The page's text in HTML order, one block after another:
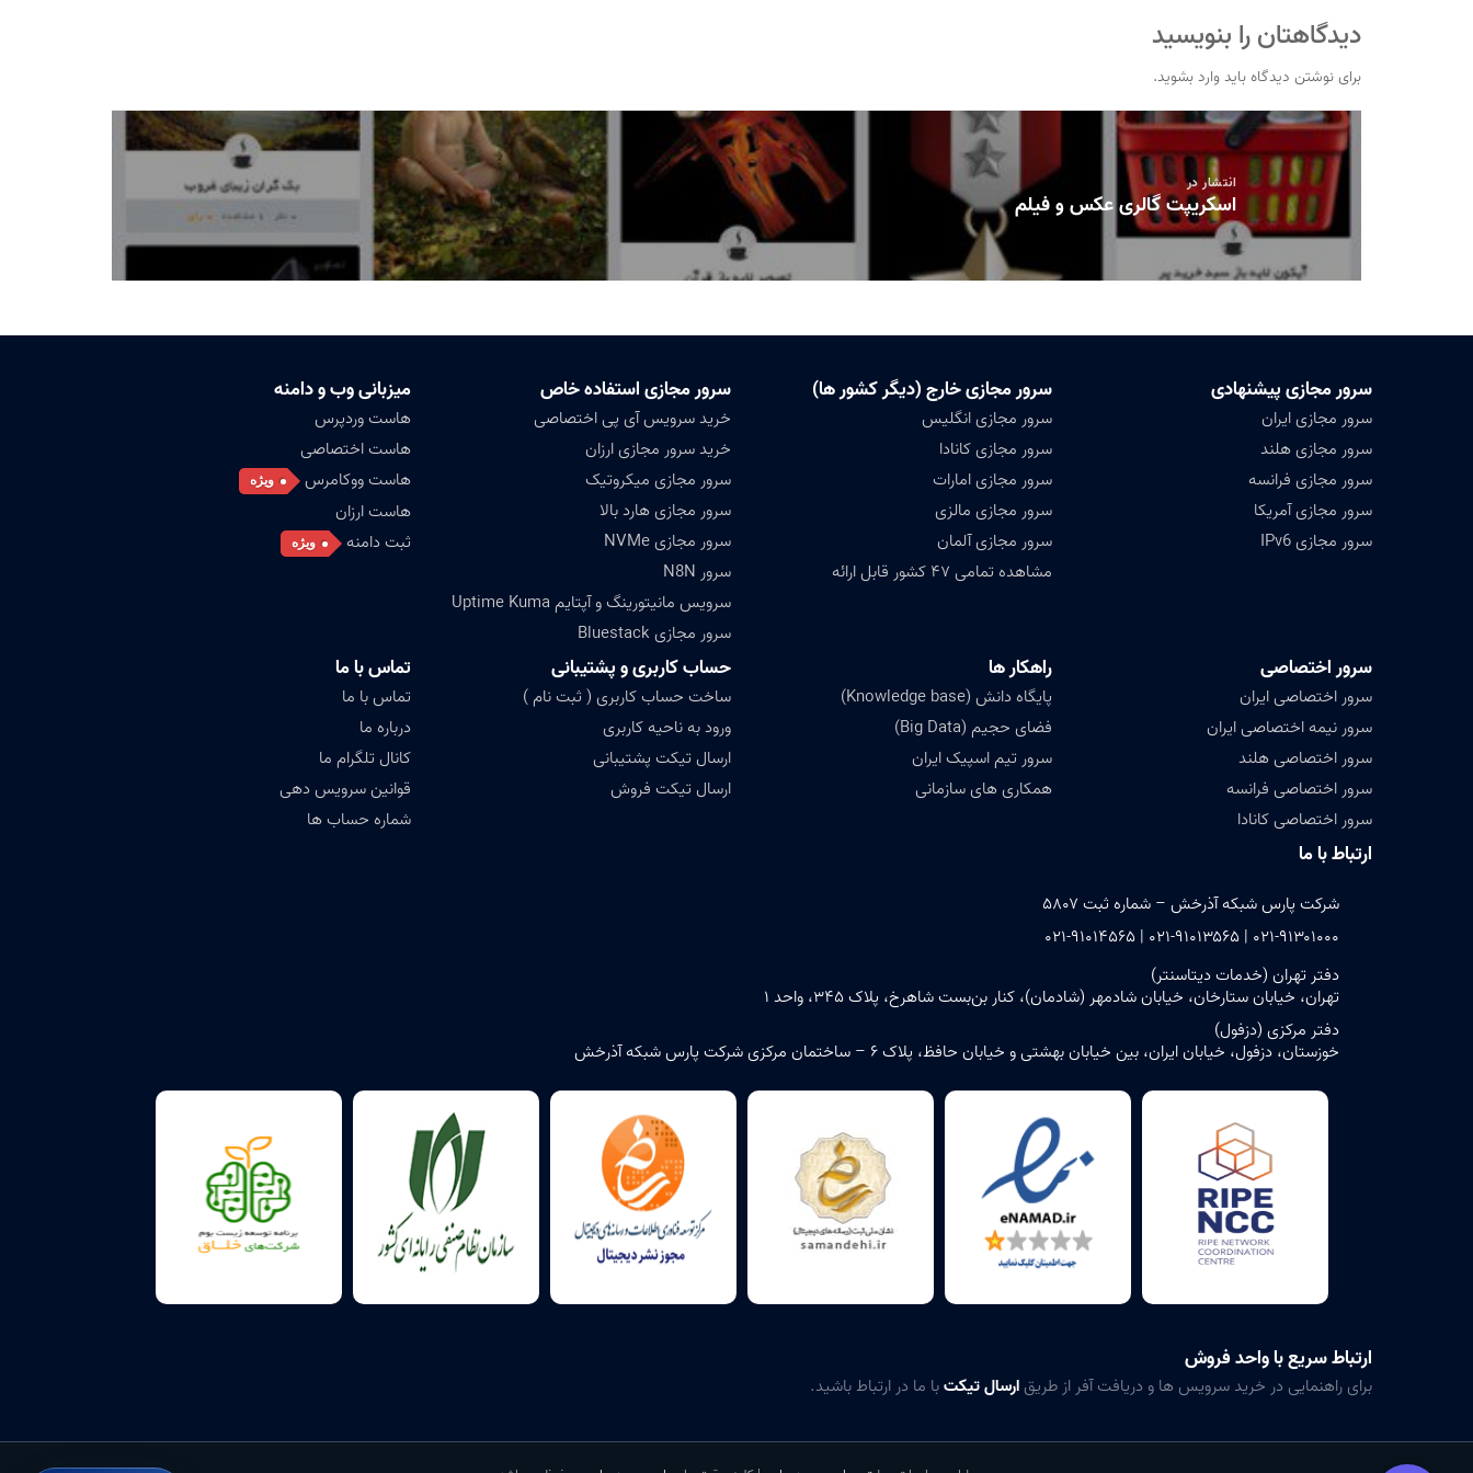
دیدگاهتان را بنویسید
برای نوشتن دیدگاه بایدوارد بشوید.
راهبری
نوشته انتشار در
اسکریپت گالری عکس و فیلم
سرور مجازی پیشنهادی
سرور مجازی ایران
سرور مجازی هلند
سرور مجازی فرانسه
سرور مجازی آمریکا
سرور مجازی IPv6
سرور مجازی خارج (دیگر کشور ها)
سرور مجازی انگلیس
سرور مجازی کانادا
سرور مجازی امارات
سرور مجازی مالزی
سرور مجازی آلمان
مشاهده تمامی ۴۷ کشور قابل ارائه
سرور مجازی استفاده خاص
خرید سرویس آی پی اختصاصی
خرید سرور مجازی ارزان
سرور مجازی میکروتیک
سرور مجازی هارد بالا
سرور مجازی NVMe
سرور N8N
سرویس مانیتورینگ و آپتایم Uptime Kuma
سرور مجازی Bluestack
میزبانی وب و دامنه
هاست وردپرس
هاست اختصاصی
هاست ووکامرس
ویژه
هاست ارزان
ثبت دامنه
ویژه
سرور اختصاصی
سرور اختصاصی ایران
سرور نیمه اختصاصی ایران
سرور اختصاصی هلند
سرور اختصاصی فرانسه
سرور اختصاصی کانادا
راهکار ها
پایگاه دانش (Knowledge base)
فضای حجیم (Big Data)
سرور تیم اسپیک ایران
همکاری های سازمانی
حساب کاربری و پشتیبانی
ساخت حساب کاربری ( ثبت نام )
ورود به ناحیه کاربری
ارسال تیکت پشتیبانی
ارسال تیکت فروش
تماس با ما
تماس با ما
درباره ما
کانال تلگرام ما
قوانین سرویس دهی
شماره حساب ها
ارتباط با ما
شرکت پارس شبکه آذرخش – شماره ثبت ۵۸۰۷
۰۲۱-۹۱۳۰۱۰۰۰ | ۰۲۱-۹۱۰۱۳۵۶۵ | ۰۲۱-۹۱۰۱۴۵۶۵
دفتر تهران (خدمات دیتاسنتر)
تهران، خیابان ستارخان، خیابان شادمهر (شادمان)، کنار بن‌بست شاهرخ، پلاک ۳۴۵، واحد ۱
دفتر مرکزی (دزفول)
خوزستان، دزفول، خیابان ایران، بین خیابان بهشتی و خیابان حافظ، پلاک ۶ – ساختمان مرکزی شرکت پارس شبکه آذرخش
ارتباط سریع با واحد فروش
برای راهنمایی در خرید سرویس ها و دریافت آفر از طریق ارسال تیکتبا ما در ارتباط باشید.